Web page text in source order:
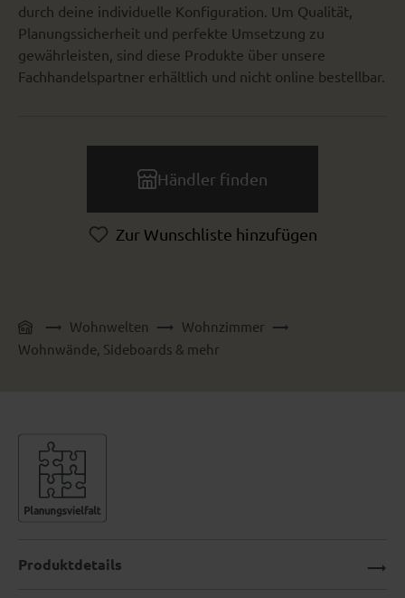
durch deine individuelle Konfiguration. Um Qualität,
Planungssicherheit und perfekte Umsetzung zu
gewährleisten, sind diese Produkte über unsere
Fachhandelspartner erhältlich und nicht online bestellbar.
Händler finden
Zur Wunschliste hinzufügen
Wohnwelten
Wohnzimmer
Wohnwände, Sideboards & mehr
Produktdetails